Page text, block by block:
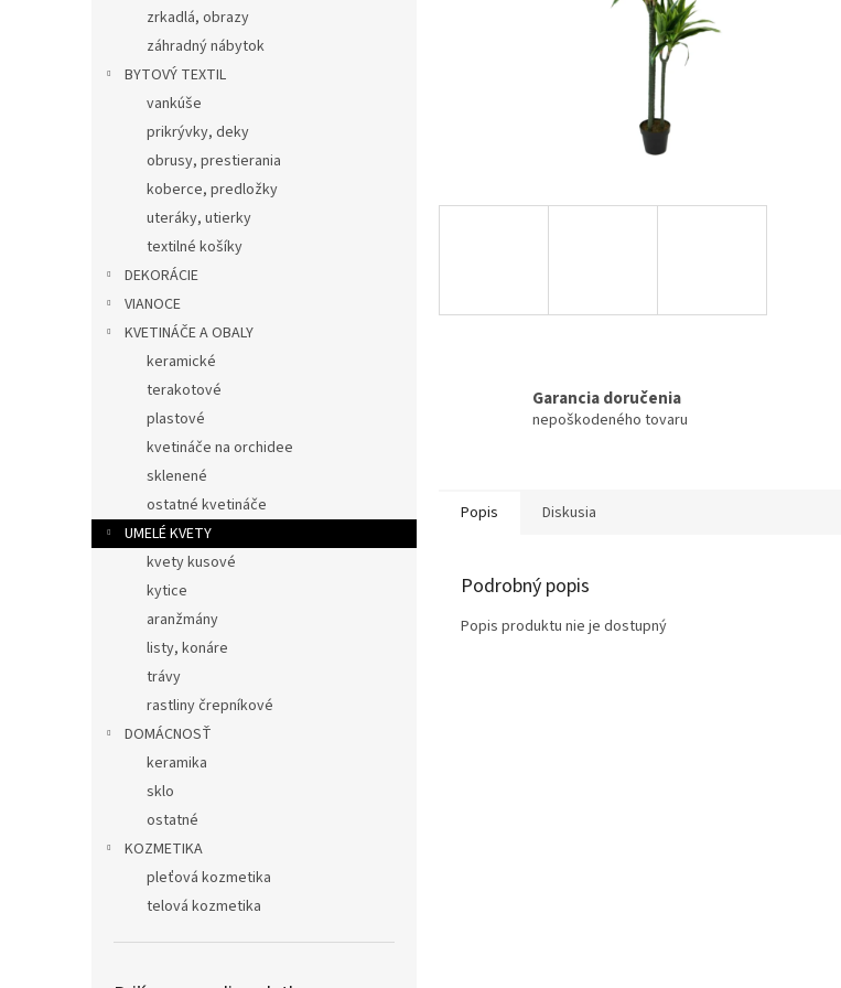
zrkadlá, obrazy
záhradný nábytok
BYTOVÝ TEXTIL
vankúše
prikrývky, deky
obrusy, prestierania
koberce, predložky
uteráky, utierky
textilné košíky
DEKORÁCIE
VIANOCE
KVETINÁČE A OBALY
keramické
terakotové
plastové
kvetináče na orchidee
sklenené
ostatné kvetináče
UMELÉ KVETY
kvety kusové
kytice
aranžmány
listy, konáre
trávy
rastliny črepníkové
DOMÁCNOSŤ
keramika
sklo
ostatné
KOZMETIKA
pleťová kozmetika
telová kozmetika
Garancia doručenia
nepoškodeného tovaru
Popis Diskusia
Podrobný popis
Popis produktu nie je dostupný